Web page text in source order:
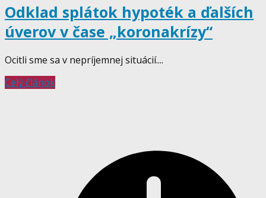
Odklad splátok hypoték a ďalších
úverov v čase „koronakrízy“
Ocitli sme sa v nepríjemnej situácií....
Celý článok